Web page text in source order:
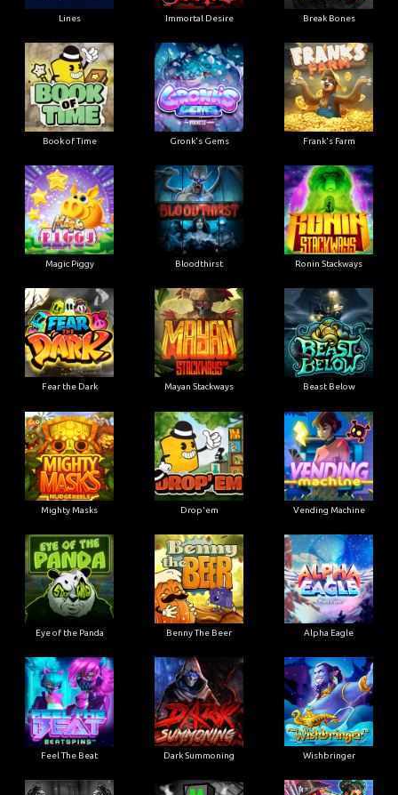
Lines Immortal Desire Break Bones
Book of Time Gronk's Gems Frank's Farm
Magic Piggy Bloodthirst Ronin Stackways
Fear the Dark Mayan Stackways Beast Below
Mighty Masks Drop'em Vending Machine
Eye of the Panda Benny The Beer Alpha Eagle
Feel The Beat Dark Summoning Wishbringer